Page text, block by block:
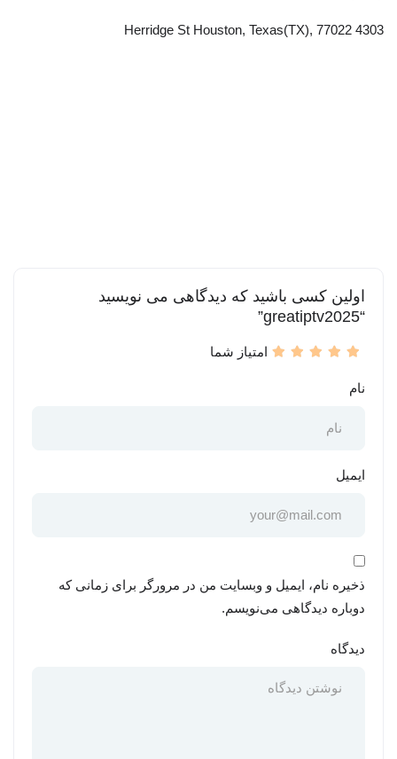
4303 Herridge St Houston, Texas(TX), 77022
اولین کسی باشید که دیدگاهی می نویسید
“greatiptv2025”
امتیاز شما
نام
ایمیل
ذخیره نام، ایمیل و وبسایت من در مرورگر برای زمانی که
دوباره دیدگاهی می‌نویسم.
دیدگاه